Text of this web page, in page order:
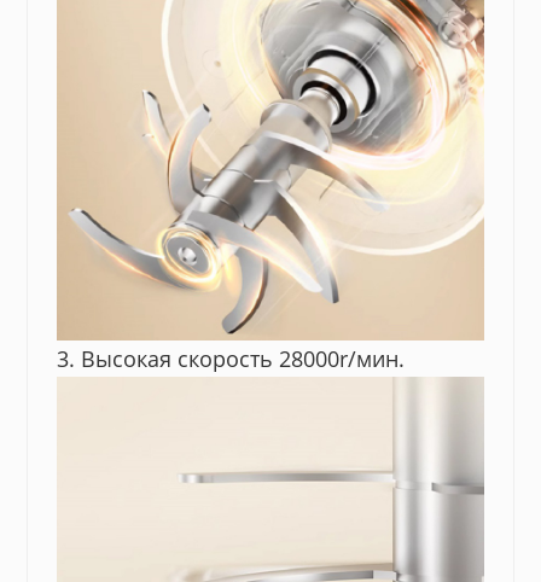
3. Высокая скорость 28000r/мин.